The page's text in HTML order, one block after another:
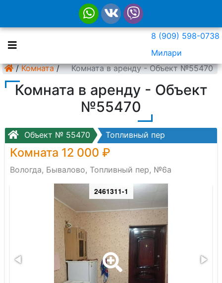
8 (909) 598-0738
Милари
/ Комната / Комната в аренду - Объект №55470
Комната в аренду - Объект
№55470
Объект № 55470 Топливный пер
Комната 12 000 ₽
Вологда, Бывалово, Топливный пер, №6а
2461311-1